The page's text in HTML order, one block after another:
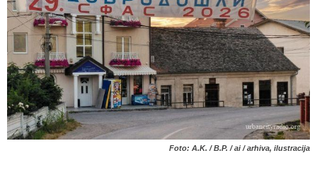
Foto: A.K. / B.P. / ai / arhiva, ilustracija